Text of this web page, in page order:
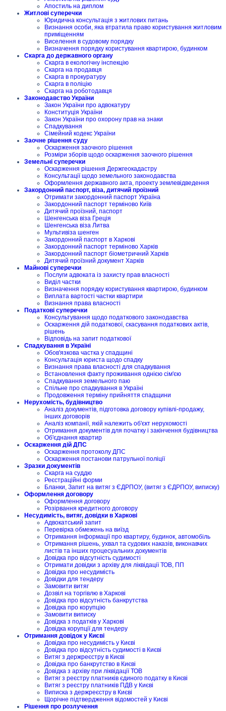
Апостиль на диплом
Житлові суперечки
Юридична консультація з житлових питань
Визнання особи, яка втратила право користування житловим
приміщенням
Виселення в судовому порядку
Визначення порядку користування квартирою, будинком
Скарга до державного органу
Скарга в екологічну інспекцію
Скарга на продавця
Скарга в прокуратуру
Скарга в поліцію
Скарга на роботодавця
Законодавство України
Закон України про адвокатуру
Конституція України
Закон України про охорону прав на знаки
Спадкування
Сімейний кодекс України
Заочне рішення суду
Оскарження заочного рішення
Розміри зборів щодо оскарження заочного рішення
Земельні суперечки
Оскарження рішення Держгеокадастру
Консультації щодо земельного законодавства
Оформлення державного акта, проекту землевідведення
Закордонний паспорт, віза, дитячий проїзний
Отримати закордонний паспорт Україна
Закордонний паспорт терміново Київ
Дитячий проїзний, паспорт
Шенгенська віза Греція
Шенгенська віза Литва
Мультивіза шенген
Закордонний паспорт в Харкові
Закордонний паспорт терміново Харків
Закордонний паспорт біометричний Харків
Дитячий проїзний документ Харків
Майнові суперечки
Послуги адвоката із захисту прав власності
Виділ частки
Визначення порядку користування квартирою, будинком
Виплата вартості частки квартири
Визнання права власності
Податкові суперечки
Консультування щодо податкового законодавства
Оскарження дій податкової, скасування податкових актів,
рішень
Відповідь на запит податкової
Спадкування в Україні
Обов'язкова частка у спадщині
Консультація юриста щодо спадку
Визнання права власності для спадкування
Встановлення факту проживання однією сім'єю
Спадкування земельного паю
Спільне про спадкування в Україні
Продовження терміну прийняття спадщини
Нерухомість, будівництво
Аналіз документів, підготовка договору купівлі-продажу,
інших договорів
Аналіз компанії, якій належить об'єкт нерухомості
Отримання документів для початку і закінчення будівництва
Об'єднання квартир
Оскарження дій ДПС
Оскарження протоколу ДПС
Оскарження постанови патрульної поліції
Зразки документів
Скарга на суддю
Реєстраційні форми
Бланки, Запит на витяг з ЄДРПОУ, (витяг з ЄДРПОУ, виписку)
Оформлення договору
Оформлення договору
Розірвання кредитного договору
Несудимість, витяг, довідки в Харкові
Адвокатський запит
Перевірка обмежень на виїзд
Отримання інформації про квартиру, будинок, автомобіль
Отримання рішень, ухвал та судових наказів, виконавчих
листів та інших процесуальних документів
Довідка про відсутність судимості
Отримати довідки з архіву для ліквідації ТОВ, ПП
Довідка про несудимість
Довідки для тендеру
Замовити витяг
Дозвіл на торгівлю в Харкові
Довідка про відсутність банкрутства
Довідка про корупцію
Замовити виписку
Довідка з податків у Харкові
Довідка корупції для тендеру
Отримання довідок у Києві
Довідка про несудимість у Києві
Довідка про відсутність судимості в Києві
Витяг з держреєстру в Києві
Довідка про банкрутство в Києві
Довідка з архіву при ліквідації ТОВ
Витяг з реєстру платників єдиного податку в Києві
Витяг з реєстру платників ПДВ у Києві
Виписка з держреєстру в Києві
Щорічне підтвердження відомостей у Києві
Рішення про розлучення